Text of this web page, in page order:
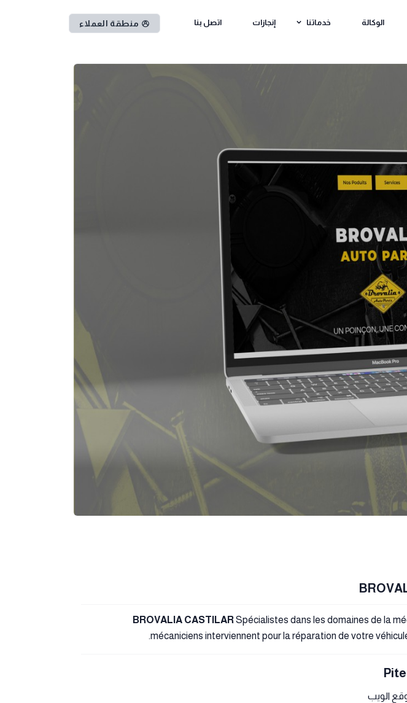
منطقة العملاء الوكالة خدماتنا إنجازات اتصل بنا
BROVALIA CASTILARSpécialistes dans les domaines de la
mécaniciens interviennent pour la réparation de votre
الويب